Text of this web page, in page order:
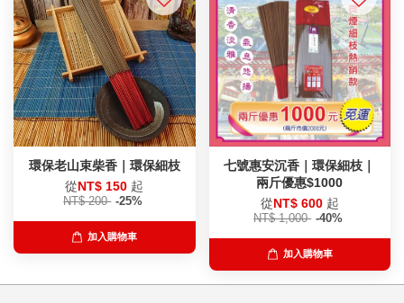
環保老山束柴香｜環保細枝
從NT$ 150 起
NT$ 200 -25%
加入購物車
七號惠安沉香｜環保細枝｜
兩斤優惠$1000
從NT$ 600 起
NT$ 1,000 -40%
加入購物車